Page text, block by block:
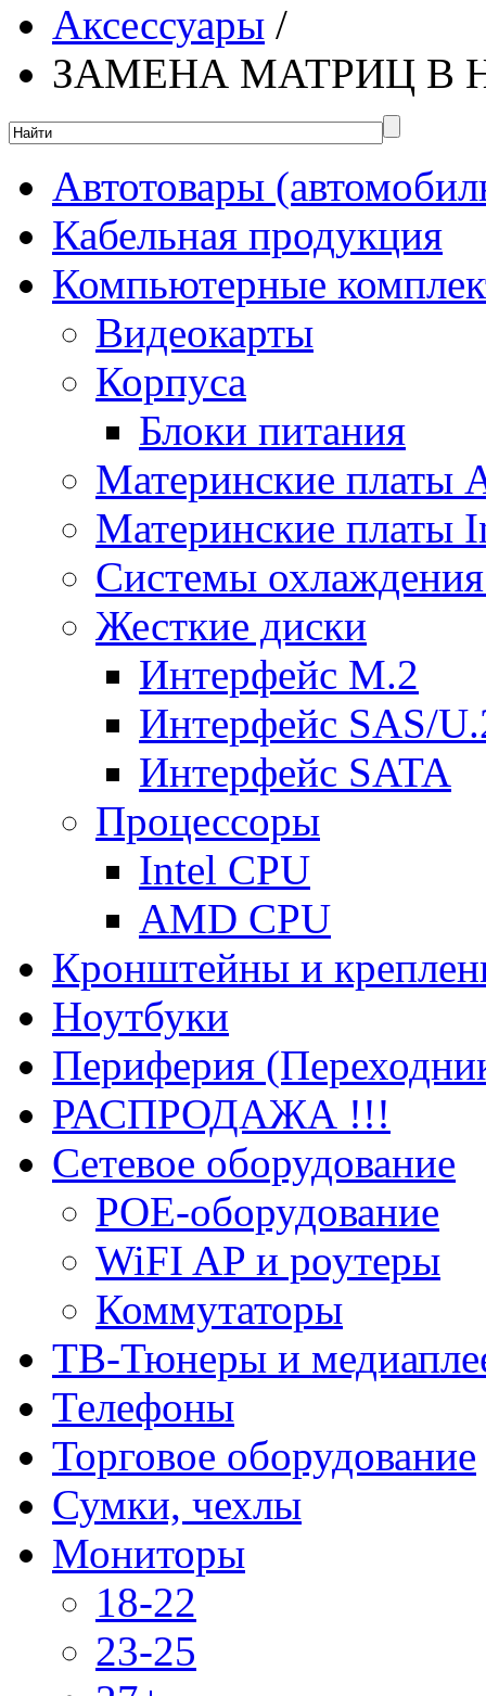
Аксессуары /
ЗАМЕНА МАТРИЦ В
Автотовары
Кабельная продукция
Компьютерные
Видеокарты
Корпуса
Блоки питания
Материнские платы
Материнские платы
Системы
Жесткие диски
Интерфейс M.2
Интерфейс SAS/
Интерфейс SATA
Процессоры
Intel CPU
AMD CPU
Кронштейны и
Ноутбуки
Периферия
РАСПРОДАЖА !!!
Сетевое оборудование
POE-оборудование
WiFI AP и роутеры
Коммутаторы
ТВ-Тюнеры и
Телефоны
Торговое оборудование
Сумки, чехлы
Мониторы
18-22
23-25